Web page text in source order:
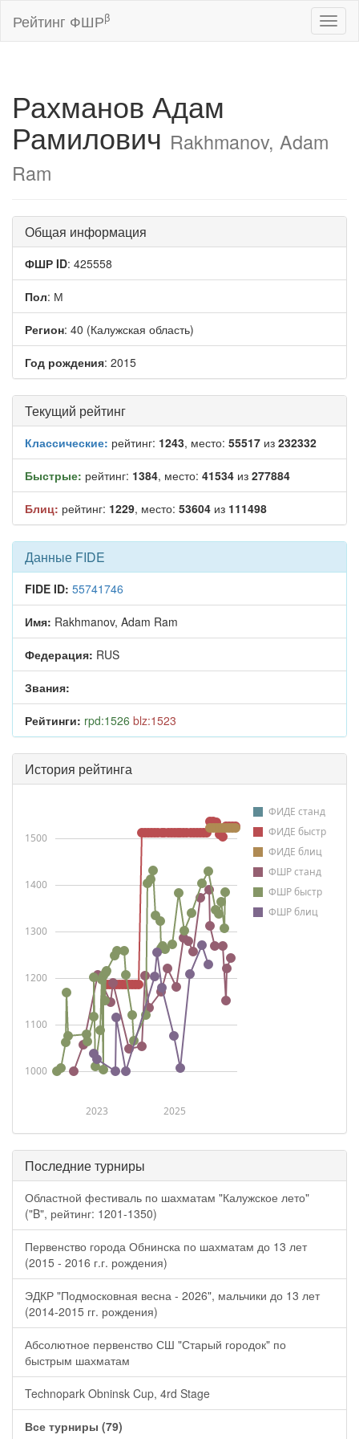
Рейтинг ФШРβ
Рахманов Адам
Рамилович Rakhmanov, Adam
Ram
Общая информация
ФШР ID: 425558
Пол: М
Регион: 40 (Калужская область)
Год рождения: 2015
Текущий рейтинг
Классические: рейтинг: 1243, место: 55517 из 232332
Быстрые: рейтинг: 1384, место: 41534 из 277884
Блиц: рейтинг: 1229, место: 53604 из 111498
Данные FIDE
FIDE ID: 55741746
Имя: Rakhmanov, Adam Ram
Федерация: RUS
Звания:
Рейтинги: rpd:1526 blz:1523
История рейтинга
ФИДЕ станд
ФИДЕ быстр
ФИДЕ блиц
ФШР станд
ФШР быстр
ФШР блиц
2023 2025
1000
1100
1200
1300
1400
1500
Последние турниры
Областной фестиваль по шахматам "Калужское лето"
("B", рейтинг: 1201-1350)
Первенство города Обнинска по шахматам до 13 лет
(2015 - 2016 г.г. рождения)
ЭДКР "Подмосковная весна - 2026", мальчики до 13 лет
(2014-2015 гг. рождения)
Абсолютное первенство СШ "Старый городок" по
быстрым шахматам
Technopark Obninsk Cup, 4rd Stage
Все турниры (79)